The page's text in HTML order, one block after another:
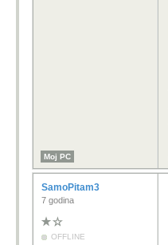
Moj PC
SamoPitam3
7 godina
OFFLINE